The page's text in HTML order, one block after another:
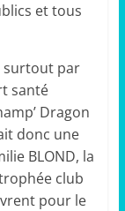
et tous
surtout par
santé
Dragon
donc une
BLOND, la
club
pour le